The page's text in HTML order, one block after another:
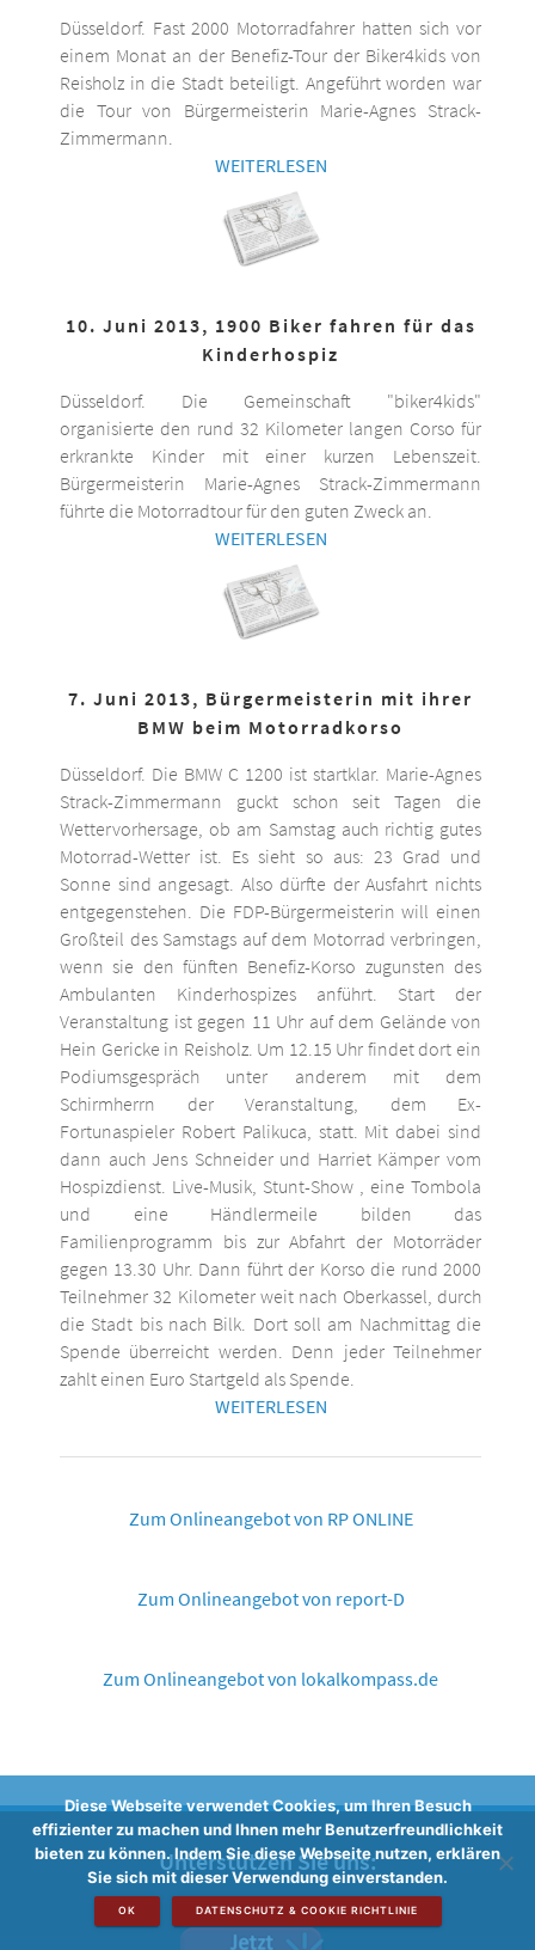
Düsseldorf. Fast 2000 Motorradfahrer hatten sich vor
einem Monat an der Benefiz-Tour der Biker4kids von
Reisholz in die Stadt beteiligt. Angeführt worden war
die Tour von Bürgermeisterin Marie-Agnes Strack-
Zimmermann.
WEITERLESEN
10. Juni 2013, 1900 Biker fahren für das
Kinderhospiz
Düsseldorf. Die Gemeinschaft "biker4kids"
organisierte den rund 32 Kilometer langen Corso für
erkrankte Kinder mit einer kurzen Lebenszeit.
Bürgermeisterin Marie-Agnes Strack-Zimmermann
führte die Motorradtour für den guten Zweck an.
WEITERLESEN
7. Juni 2013, Bürgermeisterin mit ihrer
BMW beim Motorradkorso
Düsseldorf. Die BMW C 1200 ist startklar. Marie-Agnes
Strack-Zimmermann guckt schon seit Tagen die
Wettervorhersage, ob am Samstag auch richtig gutes
Motorrad-Wetter ist. Es sieht so aus: 23 Grad und
Sonne sind angesagt. Also dürfte der Ausfahrt nichts
entgegenstehen. Die FDP-Bürgermeisterin will einen
Großteil des Samstags auf dem Motorrad verbringen,
wenn sie den fünften Benefiz-Korso zugunsten des
Ambulanten Kinderhospizes anführt. Start der
Veranstaltung ist gegen 11 Uhr auf dem Gelände von
Hein Gericke in Reisholz. Um 12.15 Uhr findet dort ein
Podiumsgespräch unter anderem mit dem
Schirmherrn der Veranstaltung, dem Ex-
Fortunaspieler Robert Palikuca, statt. Mit dabei sind
dann auch Jens Schneider und Harriet Kämper vom
Hospizdienst. Live-Musik, Stunt-Show , eine Tombola
und eine Händlermeile bilden das
Familienprogramm bis zur Abfahrt der Motorräder
gegen 13.30 Uhr. Dann führt der Korso die rund 2000
Teilnehmer 32 Kilometer weit nach Oberkassel, durch
die Stadt bis nach Bilk. Dort soll am Nachmittag die
Spende überreicht werden. Denn jeder Teilnehmer
zahlt einen Euro Startgeld als Spende.
WEITERLESEN
Zum Onlineangebot von RP ONLINE
Zum Onlineangebot von report-D
Zum Onlineangebot von lokalkompass.de
Unterstützen Sie uns:
Diese Webseite verwendet Cookies, um Ihren Besuch
effizienter zu machen und Ihnen mehr Benutzerfreundlichkeit
bieten zu können. Indem Sie diese Webseite nutzen, erklären
Sie sich mit dieser Verwendung einverstanden.
OK DATENSCHUTZ & COOKIE RICHTLINIE